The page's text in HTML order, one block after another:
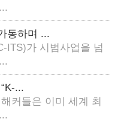
동하며 ...
ITS)가 시범사업을 넘
...
커들은 이미 세계 최